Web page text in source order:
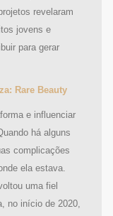
revelaram
jovens e
para gerar
Rare Beauty
e influenciar
há alguns
complicações
ela estava.
uma fiel
no início de 2020,